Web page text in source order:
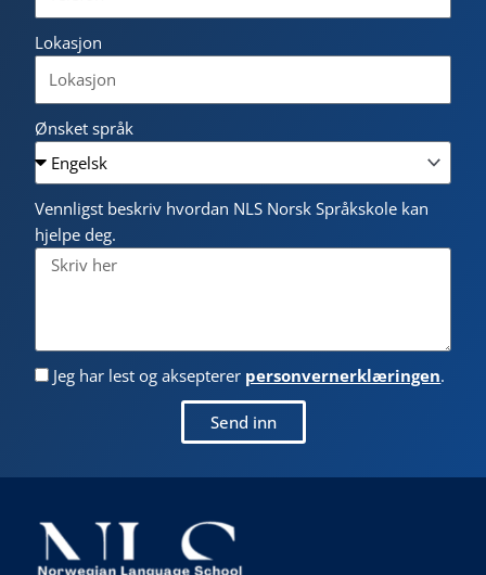
Lokasjon
Ønsket språk
Vennligst beskriv hvordan NLS Norsk Språkskole kan
hjelpe deg.
Jeg har lest og aksepterer personvernerklæringen.
Send inn